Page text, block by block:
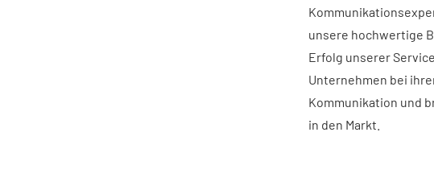
unsere hochwertige
Erfolg unserer
Unternehmen bei
Kommunikation und
in den Markt.